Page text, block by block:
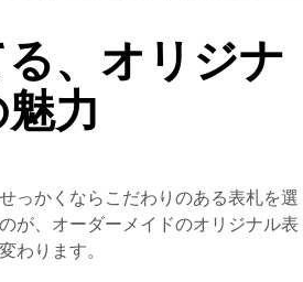
、オリジナ
力
っかくならこだわりのある表札を選
が、オーダーメイドのオリジナル表
わります。